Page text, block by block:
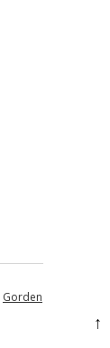
Gorden
↑